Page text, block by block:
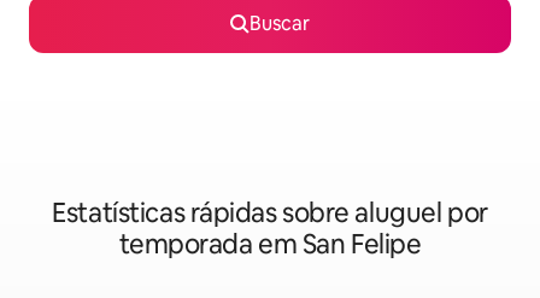
Buscar
Estatísticas rápidas sobre aluguel por
temporada em San Felipe